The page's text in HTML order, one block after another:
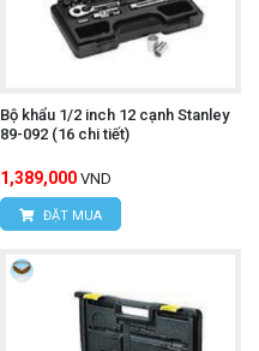
Bộ khẩu 1/2 inch 12 cạnh Stanley
89-092 (16 chi tiết)
1,389,000 VND
ĐẶT MUA